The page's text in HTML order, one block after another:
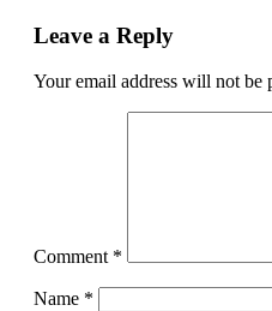
Leave a Reply
Your email address will not be
Comment *
Name *